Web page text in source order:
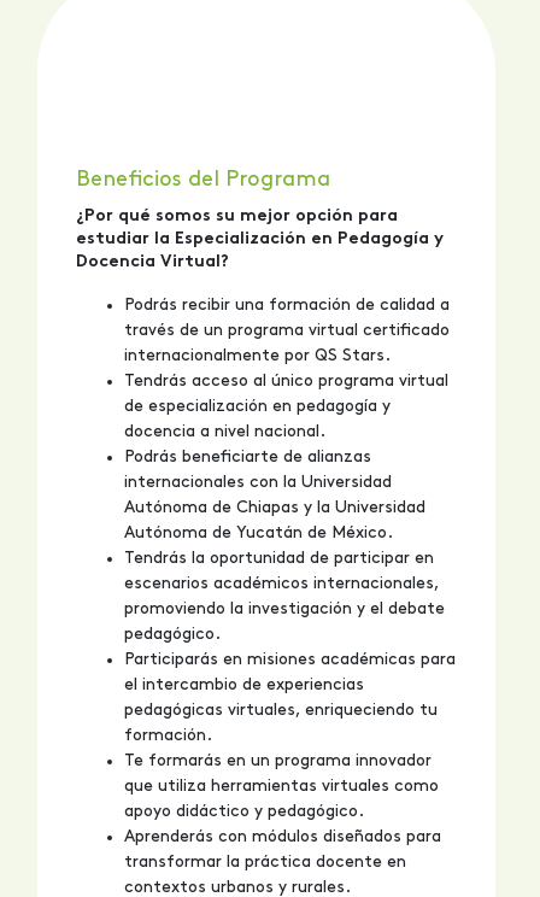
Beneficios del Programa
¿Por qué somos su mejor opción para
estudiar la Especialización en Pedagogía y
Docencia Virtual?
Podrás recibir una formación de calidad a
través de un programa virtual certificado
internacionalmente por QS Stars.
Tendrás acceso al único programa virtual
de especialización en pedagogía y
docencia a nivel nacional.
Podrás beneficiarte de alianzas
internacionales con la Universidad
Autónoma de Chiapas y la Universidad
Autónoma de Yucatán de México.
Tendrás la oportunidad de participar en
escenarios académicos internacionales,
promoviendo la investigación y el debate
pedagógico.
Participarás en misiones académicas para
el intercambio de experiencias
pedagógicas virtuales, enriqueciendo tu
formación.
Te formarás en un programa innovador
que utiliza herramientas virtuales como
apoyo didáctico y pedagógico.
Aprenderás con módulos diseñados para
transformar la práctica docente en
contextos urbanos y rurales.